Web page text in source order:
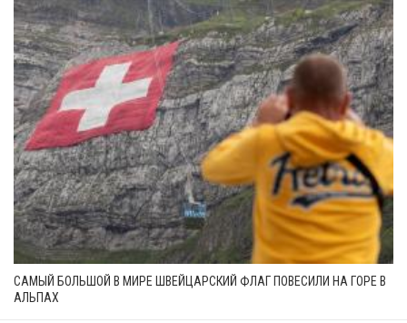
САМЫЙ БОЛЬШОЙ В МИРЕ ШВЕЙЦАРСКИЙ ФЛАГ ПОВЕСИЛИ НА ГОРЕ В
АЛЬПАХ